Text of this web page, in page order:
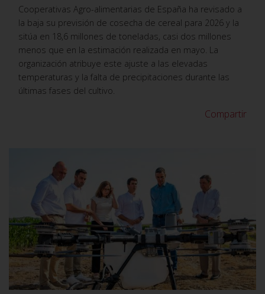
Cooperativas Agro-alimentarias de España ha revisado a
la baja su previsión de cosecha de cereal para 2026 y la
sitúa en 18,6 millones de toneladas, casi dos millones
menos que en la estimación realizada en mayo. La
organización atribuye este ajuste a las elevadas
temperaturas y la falta de precipitaciones durante las
últimas fases del cultivo.
Compartir
VER